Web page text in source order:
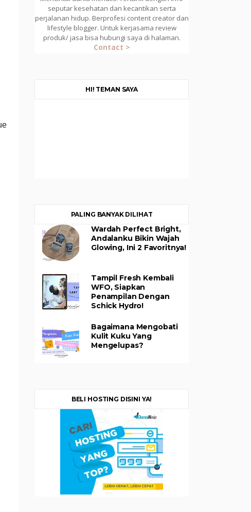
seputar kesehatan dan kecantikan serta
perjalanan hidup. Berprofesi content creator dan
lifestyle blogger. Untuk kerjasama review
produk/ jasa bisa hubungi saya di halaman.
Contact >
HI! TEMAN SAYA
PALING BANYAK DILIHAT
Wardah Perfect Bright,
Andalanku Bikin Wajah
Glowing, Ini 2 Favoritnya!
Tampil Fresh Kembali
WFO, Siapkan
Penampilan Dengan
Schick Hydro!
Bagaimana Mengobati
Kulit Kuku Yang
Mengelupas?
BELI HOSTING DISINI YA!